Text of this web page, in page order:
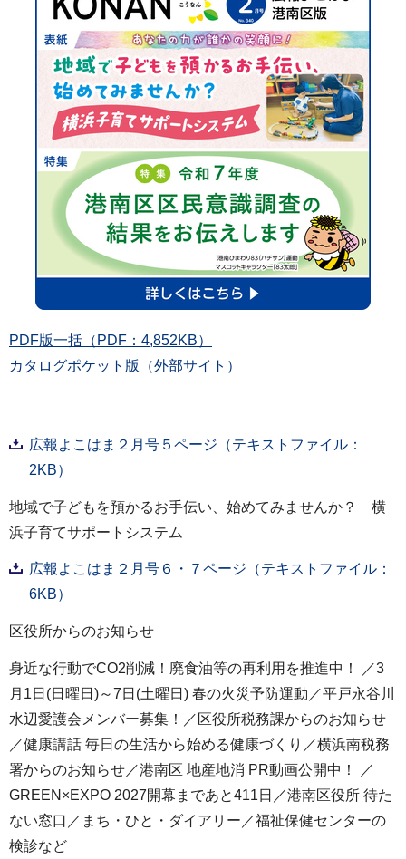
PDF版一括（PDF：4,852KB）
カタログポケット版（外部サイト）
広報よこはま２月号５ページ（テキストファイル：
2KB）
地域で子どもを預かるお手伝い、始めてみませんか？ 横
浜子育てサポートシステム
広報よこはま２月号６・７ページ（テキストファイル：
6KB）
区役所からのお知らせ
身近な行動でCO2削減！廃食油等の再利用を推進中！ ／3
月1日(日曜日)～7日(土曜日) 春の火災予防運動／平戸永谷川
水辺愛護会メンバー募集！／区役所税務課からのお知らせ
／健康講話 毎日の生活から始める健康づくり／横浜南税務
署からのお知らせ／港南区 地産地消 PR動画公開中！ ／
GREEN×EXPO 2027開幕まであと411日／港南区役所 待た
ない窓口／まち・ひと・ダイアリー／福祉保健センターの
検診など